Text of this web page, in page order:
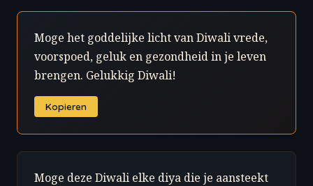
Moge het goddelijke licht van Diwali vrede,
voorspoed, geluk en gezondheid in je leven
brengen. Gelukkig Diwali!
Kopieren
Moge deze Diwali elke diya die je aansteekt